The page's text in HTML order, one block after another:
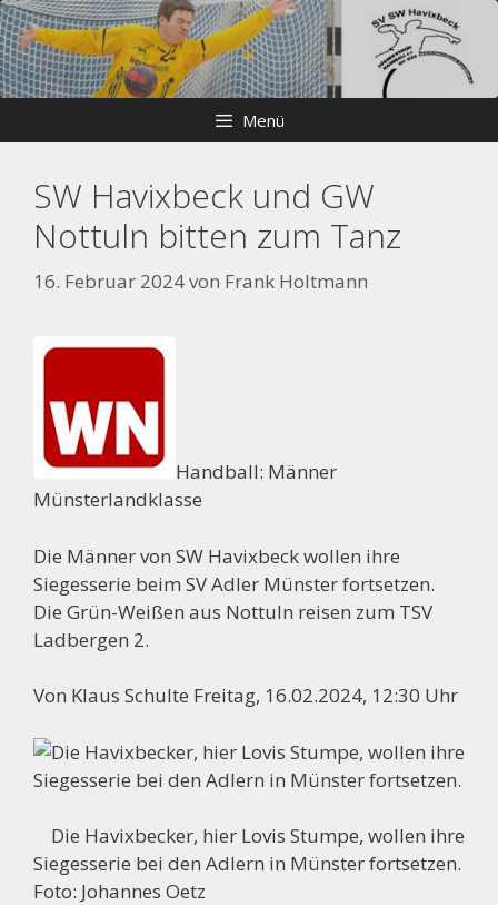
Zum
Inhalt
springen
Skip
to
content
Menü
SW Havixbeck und GW
Nottuln bitten zum Tanz
16. Februar 2024von Frank Holtmann
Handball: Männer
Münsterlandklasse
Die Männer von SW Havixbeck wollen ihre
Siegesserie beim SV Adler Münster fortsetzen.
Die Grün-Weißen aus Nottuln reisen zum TSV
Ladbergen 2.
Von Klaus Schulte Freitag, 16.02.2024, 12:30 Uhr
Die Havixbecker, hier Lovis Stumpe, wollen ihre
Siegesserie bei den Adlern in Münster fortsetzen.
Foto: Johannes Oetz